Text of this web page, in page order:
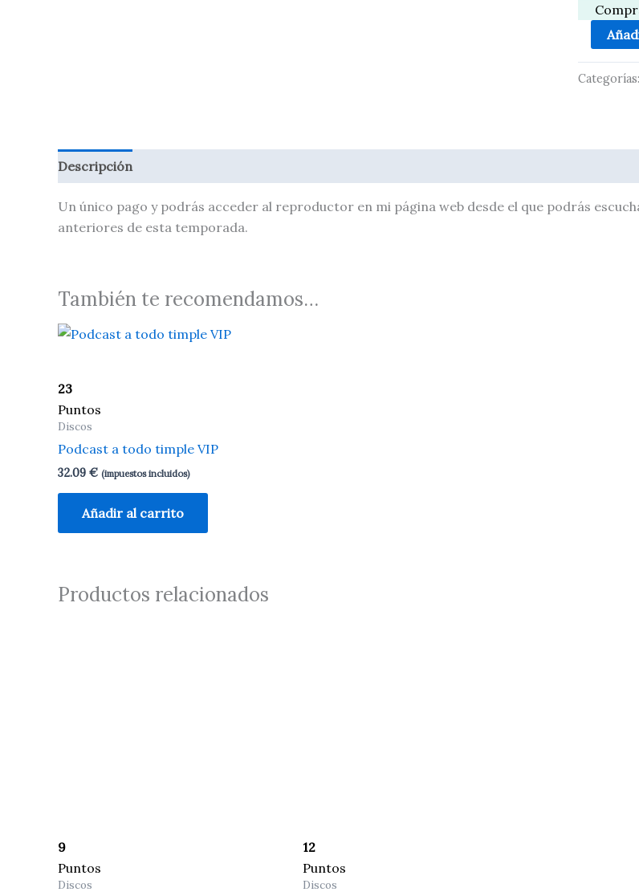
Categorías:
Descripción
Un único pago y podrás acceder al reproductor en mi página web desde el que podrás
anteriores de esta temporada.
También te recomendamos…
23
Puntos
Discos
Podcast a todo timple VIP
32.09 € (impuestos incluidos)
Añadir al carrito
Productos relacionados
9
Puntos
Discos
12
Puntos
Discos